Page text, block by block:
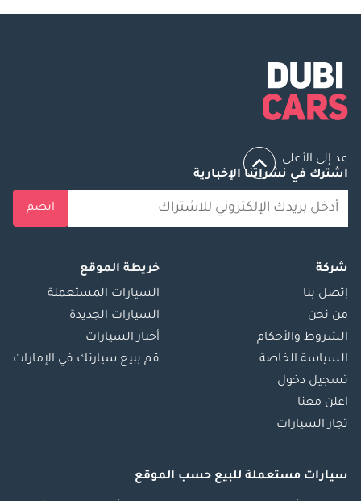
عد إلى الأعلى
اشترك في نشراتنا الإخبارية
انضم
شركة
إتصل بنا
من نحن
الشروط والأحكام
السياسة الخاصة
تسجيل دخول
اعلن معنا
تجار السيارات
خريطة الموقع
السيارات المستعملة
السيارات الجديدة
أخبار السيارات
قم ببيع سيارتك في الإمارات
سيارات مستعملة للبيع حسب الموقع